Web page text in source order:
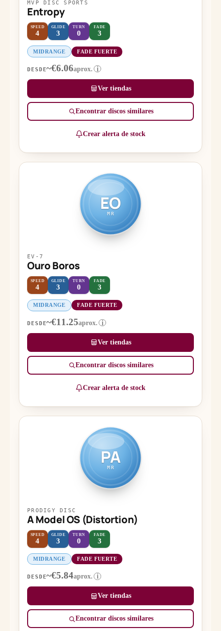
MVP DISC SPORTS
Entropy
SPEED
4
GLIDE
3
TURN
0
FADE
3
MIDRANGE FADE FUERTE
DESDE~€6.06aprox. i
Ver tiendas
Encontrar discos similares
Crear alerta de stock
EO
MR
EV-7
Ouro Boros
SPEED
4
GLIDE
3
TURN
0
FADE
3
MIDRANGE FADE FUERTE
DESDE~€11.25aprox. i
Ver tiendas
Encontrar discos similares
Crear alerta de stock
PA
MR
PRODIGY DISC
A Model OS (Distortion)
SPEED
4
GLIDE
3
TURN
0
FADE
3
MIDRANGE FADE FUERTE
DESDE~€5.84aprox. i
Ver tiendas
Encontrar discos similares